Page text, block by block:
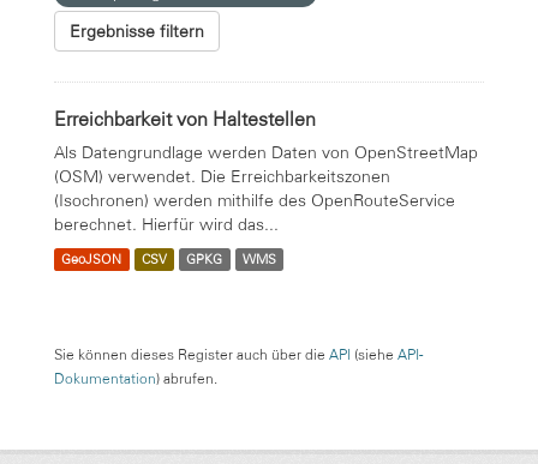
Ergebnisse filtern
Erreichbarkeit von Haltestellen
Als Datengrundlage werden Daten von OpenStreetMap
(OSM) verwendet. Die Erreichbarkeitszonen
(Isochronen) werden mithilfe des OpenRouteService
berechnet. Hierfür wird das...
GeoJSON CSV GPKG WMS
Sie können dieses Register auch über die API (siehe API-
Dokumentation) abrufen.